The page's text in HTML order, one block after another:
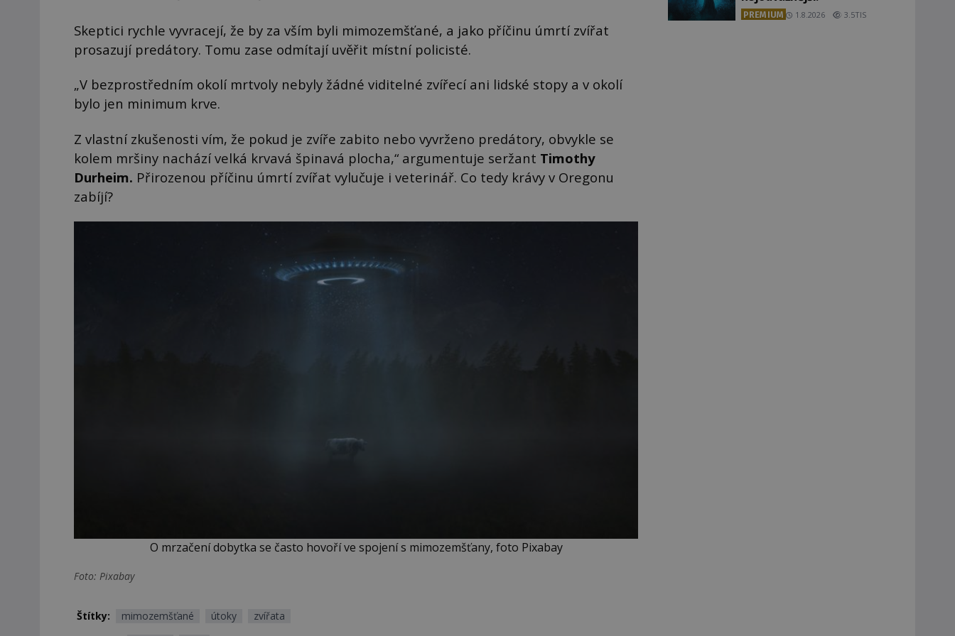
Skeptici rychle vyvracejí, že by za vším byli mimozemšťané, a jako příčinu úmrtí zvířat
prosazují predátory. Tomu zase odmítají uvěřit místní policisté.
„V bezprostředním okolí mrtvoly nebyly žádné viditelné zvířecí ani lidské stopy a v okolí
bylo jen minimum krve.
Z vlastní zkušenosti vím, že pokud je zvíře zabito nebo vyvrženo predátory, obvykle se
kolem mršiny nachází velká krvavá špinavá plocha,“ argumentuje seržant Timothy
Durheim. Přirozenou příčinu úmrtí zvířat vylučuje i veterinář. Co tedy krávy v Oregonu
zabíjí?
O mrzačení dobytka se často hovoří ve spojení s mimozemšťany, foto Pixabay
Foto: Pixabay
Štítky: mimozemšťané útoky
zvířata
PREMIUM 1.8.2026 3.5TIS